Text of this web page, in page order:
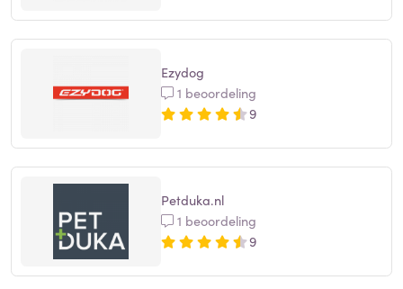
Ezydog
1 beoordeling
9
Petduka.nl
1 beoordeling
9